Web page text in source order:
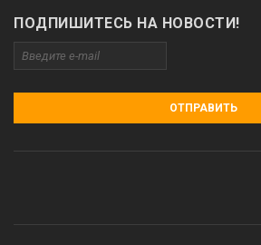
ПОДПИШИТЕСЬ НА НОВОСТИ!
ОТПРАВИТЬ